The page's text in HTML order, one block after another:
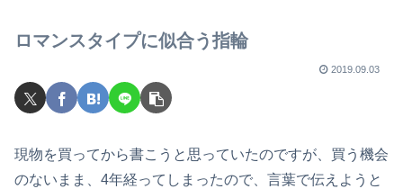
ロマンスタイプに似合う指輪
2019.09.03
現物を買ってから書こうと思っていたのですが、買う機会
のないまま、4年経ってしまったので、言葉で伝えようと